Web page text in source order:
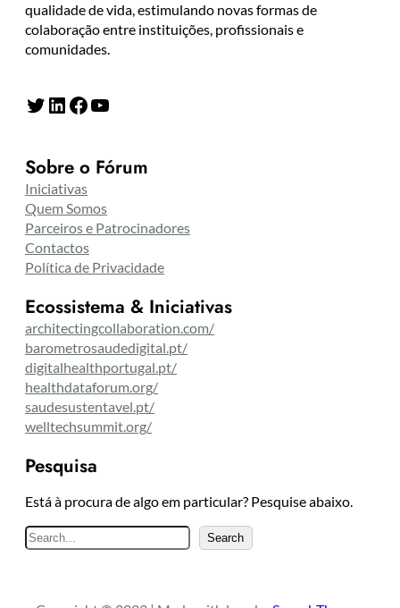
qualidade de vida, estimulando novas formas de
colaboração entre instituições, profissionais e
comunidades.
Twitter LinkedIn Facebook YouTube
Sobre o Fórum
Iniciativas
Quem Somos
Parceiros e Patrocinadores
Contactos
Política de Privacidade
Ecossistema & Iniciativas
architectingcollaboration.com/
barometrosaudedigital.pt/
digitalhealthportugal.pt/
healthdataforum.org/
saudesustentavel.pt/
welltechsummit.org/
Pesquisa
Está à procura de algo em particular? Pesquise abaixo.
e
Search